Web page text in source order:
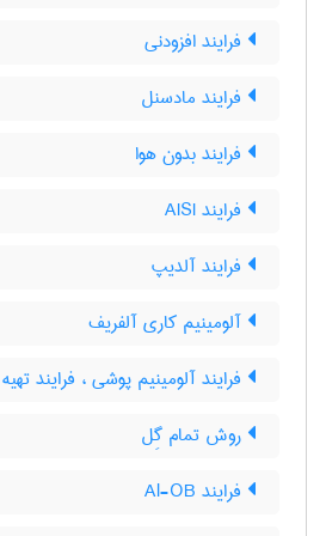
فرایند افزودنی
فرایند مادسنل
فرایند بدون هوا
فرایند AISI
فرایند آلدیپ
آلومینیم کاری آلفریف
فرایند آلومینیم پوشی ، فرایند
روش تمام گِل
فرایند Al-OB